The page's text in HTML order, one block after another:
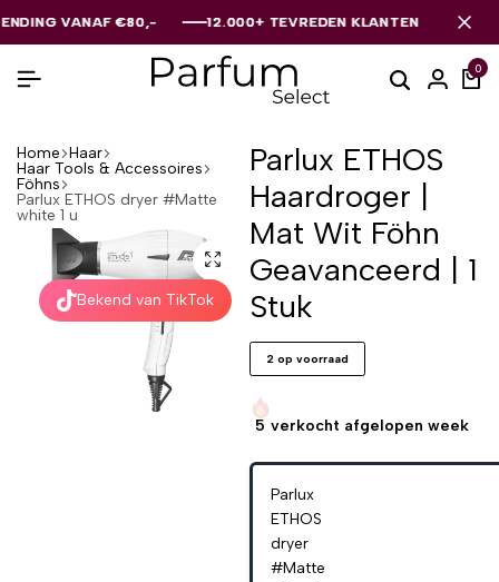
VANAF €80,- 12.000+ TEVREDEN KLANTEN
VANAF €80,- 12.000+ TEVREDEN KLANTEN
VANAF €80,- 12.000+ TEVREDEN KLANTEN
0
Home Haar
Haar Tools & Accessoires
Föhns
Parlux ETHOS dryer #Matte
white 1 u
Bekend van TikTok
Parlux ETHOS
Haardroger |
Mat Wit Föhn
Geavanceerd | 1
Stuk
2 op voorraad
5 verkocht afgelopen week
Parlux
ETHOS
dryer
#Matte